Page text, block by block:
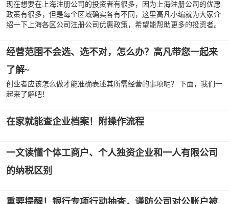
现在想要在上海注册公司的投资者有很多，因为上海注册公司的优惠
政策有很多，但是每个区域确实各有不同，这里高凡小编就为大家介
绍一下上海各区公司注册公司优惠政策，希望能帮助更多的投资者。
经营范围不会选、选不对，怎么办？高凡带您一起来
了解~
创业者应该怎么做才能准确表述其所需经营的事项呢？ 下面，我们一
起来了解吧！
在家就能查企业档案！附操作流程
一文读懂个体工商户、个人独资企业和一人有限公司
的纳税区别
重要提醒！银行专项行动抽查，谨防公司对公账户被